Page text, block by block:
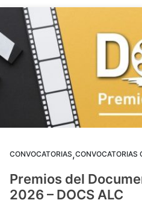
CONVOCATORIAS,CONVOCATORIAS
Premios del
2026 – DOCS ALC